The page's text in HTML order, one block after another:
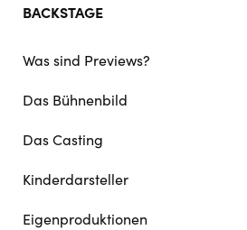
BACKSTAGE
Was sind Previews?
Das Bühnenbild
Das Casting
Kinderdarsteller
Eigenproduktionen